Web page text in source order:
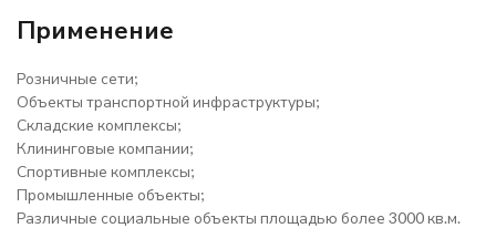
Применение
Розничные сети;
Объекты транспортной инфраструктуры;
Складские комплексы;
Клининговые компании;
Спортивные комплексы;
Промышленные объекты;
Различные социальные объекты площадью более 3000 кв.м.